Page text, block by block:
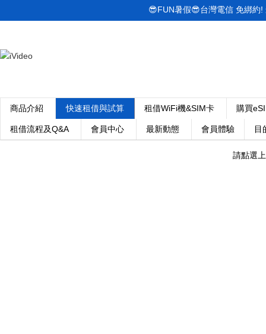
商品介紹 快速租借與試算 租借WiFi機&SIM卡 購買
租借流程及Q&A 會員中心 最新動態 會員體驗 目
😎FUN暑假😎台灣電信 免綁約
請點選